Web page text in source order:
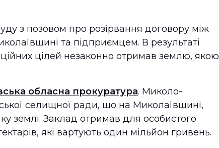
з позовом про розірвання договору між
та підприємцем. В результаті
цілей незаконно отримав землю, якою
обласна прокуратура. Миколо-
селищної ради, що на Миколаївщині,
землі. Заклад отримав для особистого
які вартують один мільйон гривень.